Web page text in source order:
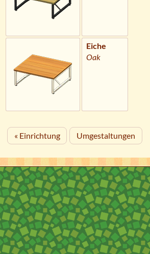
Eiche
Oak
« Einrichtung Umgestaltungen